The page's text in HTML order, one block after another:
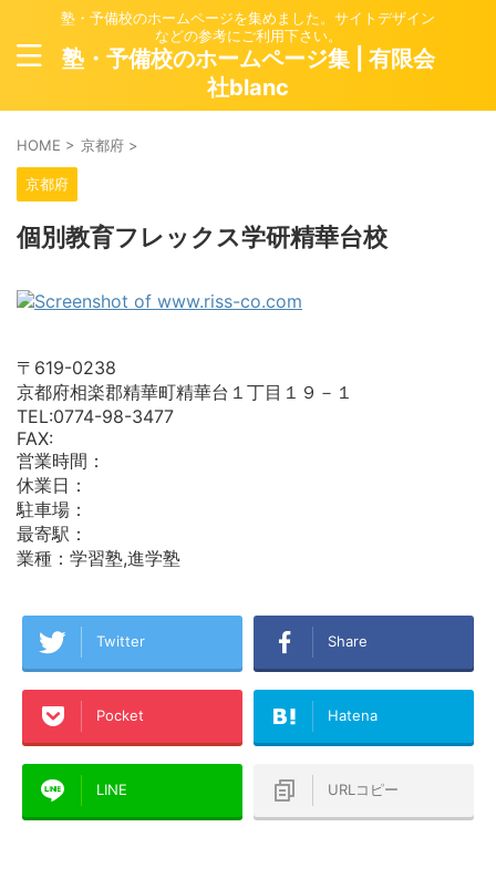
塾・予備校のホームページを集めました。サイトデザイン
などの参考にご利用下さい。
塾・予備校のホームページ集 | 有限会
社blanc
HOME > 京都府 >
京都府
個別教育フレックス学研精華台校
〒619-0238
京都府相楽郡精華町精華台１丁目１９－１
TEL:0774-98-3477
FAX:
営業時間：
休業日：
駐車場：
最寄駅：
業種：学習塾,進学塾
Twitter Share
Pocket Hatena
LINE URLコピー